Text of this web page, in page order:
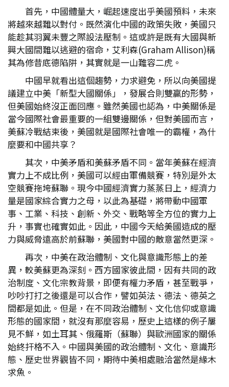
首先，中國體量大，崛起速度出乎美國預料，未來
將越來越難以對付。既然演化中國的政策失敗，美國只
能趁其羽翼未豐之際設法壓制。這或許是既有大國與新
興大國間難以逃避的宿命，艾利森(Graham Allison)稱
其為修昔底德陷阱，其實就是一山難容二虎。
中國早就看出這個趨勢，力求避免，所以向美國提
議建立中美「新型大國關係」，發展合則雙贏的形勢，
但美國始終沒正面回應。雖然美國也認為，中美關係是
當今國際社會最重要的一組雙邊關係，但對美國而言，
美蘇冷戰結束後，美國就是國際社會唯一的霸權，為什
麼要和中國共享？
其次，中美矛盾和美蘇矛盾不同。當年美蘇在經濟
實力上不成比例，美國可以經由軍備競賽，特別是外太
空競賽拖垮蘇聯。現今中國經濟實力蒸蒸日上，經濟力
量是國家綜合實力之母，以此為基礎，將帶動中國軍
事、工業、科技、創新、外交、戰略等全方位的實力上
升，事實也確實如此。因此，中國今天給美國造成的壓
力與威脅遠高於前蘇聯，美國對中國的敵意當然更深。
再次，中美在政治體制、文化與意識形態上的差
異，較美蘇更為深刻。西方國家彼此間，因有共同的政
治制度、文化宗教背景，即便有權力矛盾，甚至戰爭，
吵吵打打之後還是可以合作，譬如英法、德法、德英之
間都是如此。但是，在不同政治體制、文化信仰或意識
形態的國家間，就沒有那麼容易，歷史上這樣的例子屢
見不鮮，如土耳其、俄羅斯（蘇聯）與歐洲國家的關係
始終扞格不入。中國與美國的政治體制、文化、意識形
態、歷史世界觀皆不同，期待中美相處融洽當然是緣木
求魚。